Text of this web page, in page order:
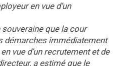
en vue d’un
souveraine que la cour
démarches immédiatement
vue d’un recrutement et de
a estimé que le